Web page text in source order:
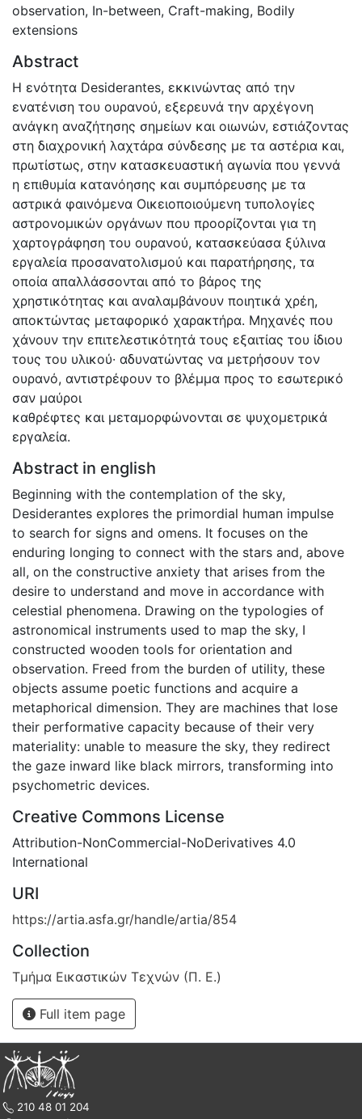
observation, In-between, Craft-making, Bodily
extensions
Abstract
Η ενότητα Desiderantes, εκκινώντας από την
ενατένιση του ουρανού, εξερευνά την αρχέγονη
ανάγκη αναζήτησης σημείων και οιωνών, εστιάζοντας
στη διαχρονική λαχτάρα σύνδεσης με τα αστέρια και,
πρωτίστως, στην κατασκευαστική αγωνία που γεννά
η επιθυμία κατανόησης και συμπόρευσης με τα
αστρικά φαινόμενα Οικειοποιούμενη τυπολογίες
αστρονομικών οργάνων που προορίζονται για τη
χαρτογράφηση του ουρανού, κατασκεύασα ξύλινα
εργαλεία προσανατολισμού και παρατήρησης, τα
οποία απαλλάσσονται από το βάρος της
χρηστικότητας και αναλαμβάνουν ποιητικά χρέη,
αποκτώντας μεταφορικό χαρακτήρα. Μηχανές που
χάνουν την επιτελεστικότητά τους εξαιτίας του ίδιου
τους του υλικού· αδυνατώντας να μετρήσουν τον
ουρανό, αντιστρέφουν το βλέμμα προς το εσωτερικό
σαν μαύροι
καθρέφτες και μεταμορφώνονται σε ψυχομετρικά
εργαλεία.
Abstract in english
Beginning with the contemplation of the sky,
Desiderantes explores the primordial human impulse
to search for signs and omens. It focuses on the
enduring longing to connect with the stars and, above
all, on the constructive anxiety that arises from the
desire to understand and move in accordance with
celestial phenomena. Drawing on the typologies of
astronomical instruments used to map the sky, I
constructed wooden tools for orientation and
observation. Freed from the burden of utility, these
objects assume poetic functions and acquire a
metaphorical dimension. They are machines that lose
their performative capacity because of their very
materiality: unable to measure the sky, they redirect
the gaze inward like black mirrors, transforming into
psychometric devices.
Creative Commons License
Attribution-NonCommercial-NoDerivatives 4.0
International
URI
https://artia.asfa.gr/handle/artia/854
Collection
Τμήμα Εικαστικών Τεχνών (Π. Ε.)
Full item page
210 48 01 204